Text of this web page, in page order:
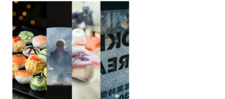
在校生の皆さまへ
卒業生の皆さまへ
新着情報
ブログ